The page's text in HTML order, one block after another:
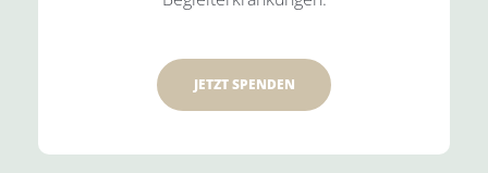
JETZT SPENDEN